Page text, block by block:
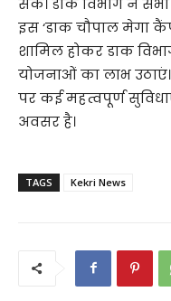
इस ‘डाक चौपाल मेगा
शामिल होकर डाक
योजनाओं का लाभ
पर कई महत्वपूर्ण
अवसर है।
TAGS Kekri News